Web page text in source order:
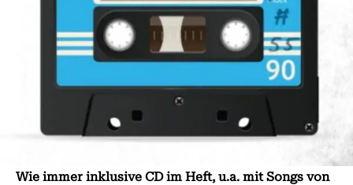
Wie immer inklusive CD im Heft, u.a. mit Songs von